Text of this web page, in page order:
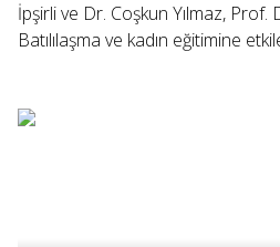
İpşirli ve Dr. Coşkun Yılmaz,
Batılılaşma ve kadın eğitimine